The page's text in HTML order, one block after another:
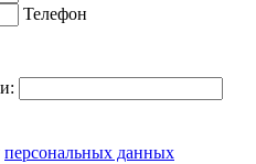
Телефон
персональных данных